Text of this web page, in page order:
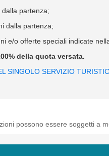
partenza;
dalla partenza;
e/o offerte speciali indicate
della quota versata.
SINGOLO SERVIZIO
possono essere soggetti a